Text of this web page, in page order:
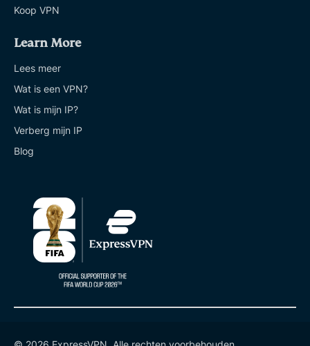
Koop VPN
Learn More
Lees meer
Wat is een VPN?
Wat is mijn IP?
Verberg mijn IP
Blog